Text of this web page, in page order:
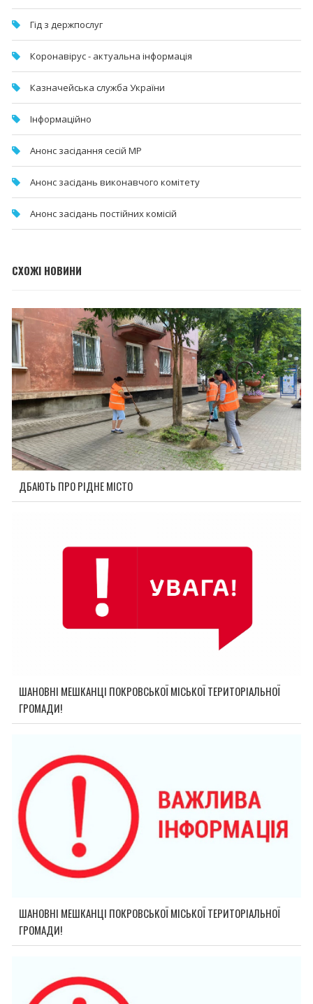
Гід з держпослуг
Коронавірус - актуальна інформація
Казначейська служба України
Інформаційно
Анонс засідання сесій МР
Анонс засідань виконавчого комітету
Анонс засідань постійних комісій
СХОЖІ НОВИНИ
ДБАЮТЬ ПРО РІДНЕ МІСТО
ШАНОВНІ МЕШКАНЦІ ПОКРОВСЬКОЇ МІСЬКОЇ ТЕРИТОРІАЛЬНОЇ
ГРОМАДИ!
ШАНОВНІ МЕШКАНЦІ ПОКРОВСЬКОЇ МІСЬКОЇ ТЕРИТОРІАЛЬНОЇ
ГРОМАДИ!